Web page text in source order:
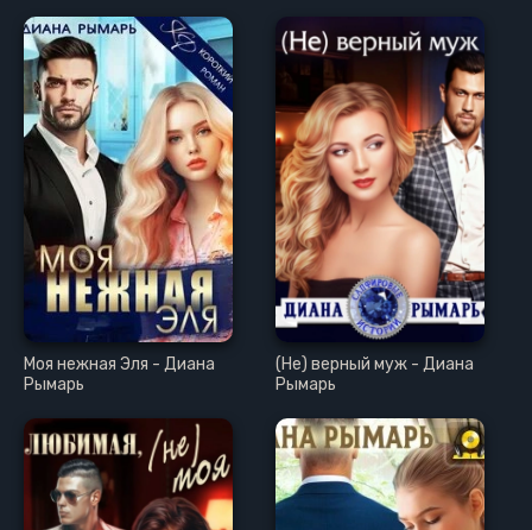
Моя нежная Эля - Диана
Рымарь
(Не) верный муж - Диана
Рымарь